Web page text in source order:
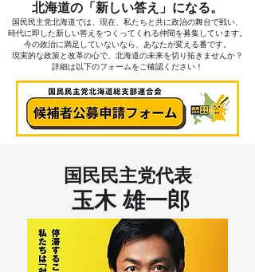
北海道の「新しい答え」になる。
国民民主党北海道では、現在、私たちと共に政治の舞台で戦い、
時代に即した新しい答えをつくってくれる仲間を募集しています。
今の政治に満足していないなら、あなたが変える番です。
現実的な政策と改革の心で、北海道の未来を切り拓きませんか？
詳細は以下のフォームをご確認ください！
国民民主党代表
玉木 雄一郎